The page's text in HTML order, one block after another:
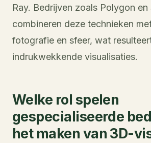
Ray. Bedrijven zoals Polygon
combineren deze technieken
fotografie en sfeer, wat
indrukwekkende visualisaties.
Welke rol spelen
gespecialiseerde
het maken van 3D-